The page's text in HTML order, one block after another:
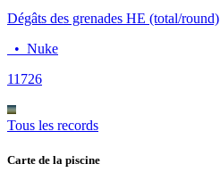
Dégâts des grenades HE (total/round)
• Nuke
11726
Tous les records
Carte de la piscine